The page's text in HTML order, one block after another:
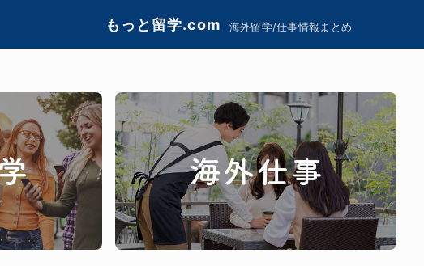
もっと留学.com 海外留学/仕事情報まとめ